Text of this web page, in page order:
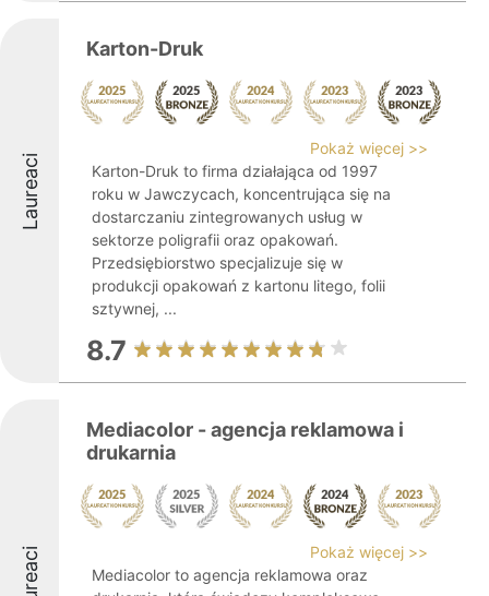
Laureaci
Karton-Druk
Pokaż więcej >>
Karton-Druk to firma działająca od 1997
roku w Jawczycach, koncentrująca się na
dostarczaniu zintegrowanych usług w
sektorze poligrafii oraz opakowań.
Przedsiębiorstwo specjalizuje się w
produkcji opakowań z kartonu litego, folii
sztywnej, ...
8.7
Mediacolor - agencja reklamowa i
drukarnia
Pokaż więcej >>
Mediacolor to agencja reklamowa oraz